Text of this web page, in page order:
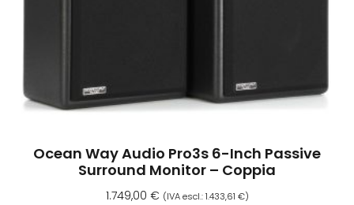
Ocean Way Audio Pro3s 6-Inch Passive
Surround Monitor – Coppia
1.749,00 € (IVA escl.:1.433,61 €)